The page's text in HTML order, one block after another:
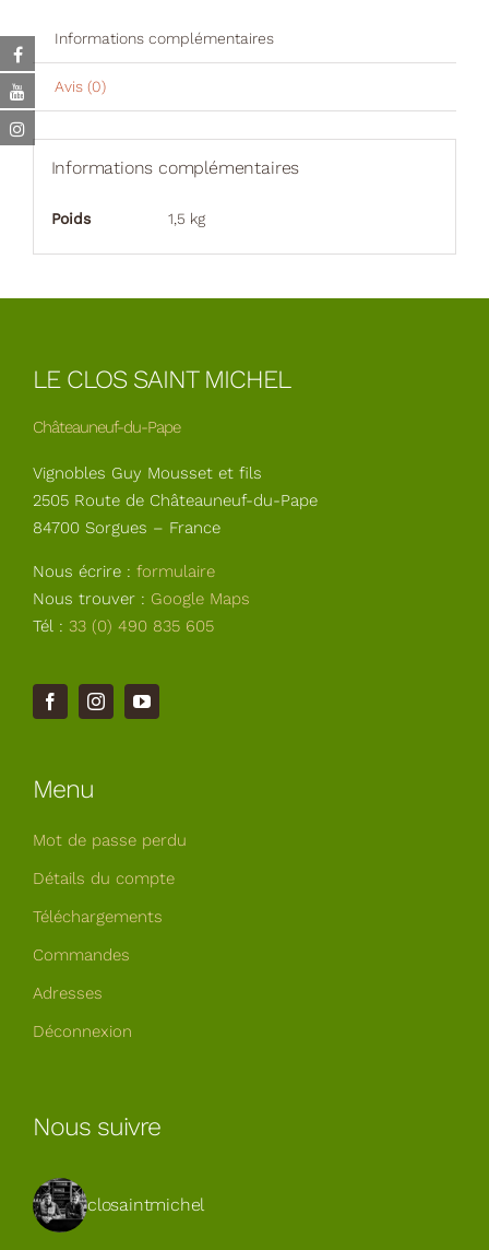
Rouge
2021
Informations complémentaires
Avis (0)
Informations complémentaires
Poids 1,5 kg
LE CLOS SAINT MICHEL
Châteauneuf-du-Pape
Vignobles Guy Mousset et fils
2505 Route de Châteauneuf-du-Pape
84700 Sorgues – France
Nous écrire : formulaire
Nous trouver : Google Maps
Tél : 33 (0) 490 835 605
Menu
Mot de passe perdu
Détails du compte
Téléchargements
Commandes
Adresses
Déconnexion
Nous suivre
closaintmichel